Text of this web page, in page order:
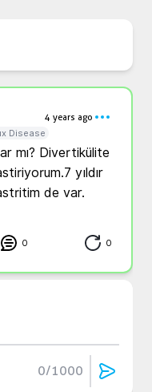
4 years ago
Disease
mı? Divertikülite
yıldır
de var.
0 0
0/1000